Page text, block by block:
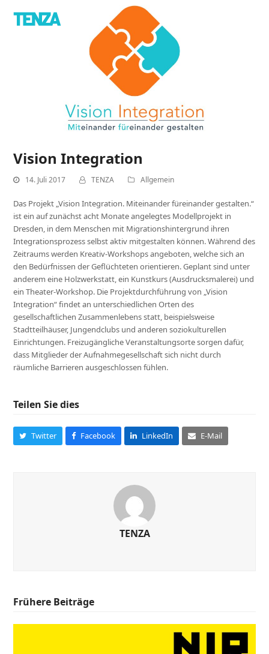
Vision Integration
14. Juli 2017 TENZA Allgemein
Das Projekt „Vision Integration. Miteinander füreinander gestalten.“
ist ein auf zunächst acht Monate angelegtes Modellprojekt in
Dresden, in dem Menschen mit Migrationshintergrund ihren
Integrationsprozess selbst aktiv mitgestalten können. Während des
Zeitraums werden Kreativ-Workshops angeboten, welche sich an
den Bedürfnissen der Geflüchteten orientieren. Geplant sind unter
anderem eine Holzwerkstatt, ein Kunstkurs (Ausdrucksmalerei) und
ein Theater-Workshop. Die Projektdurchführung von „Vision
Integration“ findet an unterschiedlichen Orten des
gesellschaftlichen Zusammenlebens statt, beispielsweise
Stadtteilhäuser, Jungendclubs und anderen soziokulturellen
Einrichtungen. Freizugängliche Veranstaltungsorte sorgen dafür,
dass Mitglieder der Aufnahmegesellschaft sich nicht durch
räumliche Barrieren ausgeschlossen fühlen.
Teilen Sie dies
Twitter Facebook LinkedIn E-Mail
TENZA
Frühere Beiträge